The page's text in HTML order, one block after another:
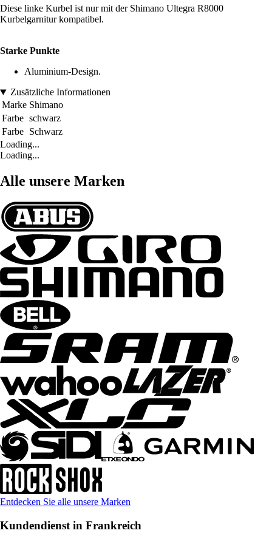
Diese linke Kurbel ist nur mit der Shimano Ultegra R8000
Kurbelgarnitur kompatibel.
Starke Punkte
Aluminium-Design.
Zusätzliche Informationen
Marke Shimano
Farbe schwarz
Farbe Schwarz
Loading...
Loading...
Alle unsere Marken
Entdecken Sie alle unsere Marken
Kundendienst in Frankreich